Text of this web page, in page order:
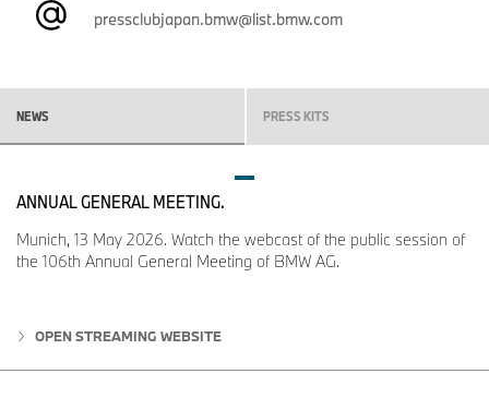
BMW XM Label
上記のメーカー希望小売価格は、付属品価格、税金（消費税
を除く）、保険料、登録に伴う諸費用を含まない車両本体価
BMW XM Labelの主な装備内容の変更
更が可能
pressclubjapan.bmw@list.bmw.com
NEWS PRESS KITS
ANNUAL GENERAL MEETING.
Munich, 13 May 2026. Watch the webcast of the public session of
the 106th Annual General Meeting of BMW AG.
OPEN STREAMING WEBSITE